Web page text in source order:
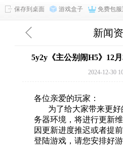
保存到桌面 游戏盒子 免费包服
新闻
5y2y《主公别闹H5》12
2024-12-30